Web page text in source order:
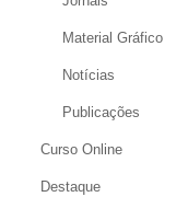
Material Gráfico
Notícias
Publicações
Curso Online
Destaque